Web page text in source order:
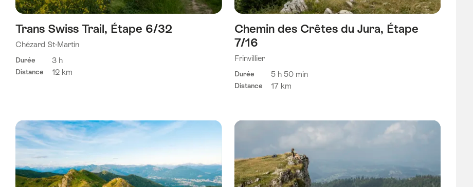
Trans Swiss Trail, Étape 6/32
Chézard St-Martin
Durée 3 h
Distance 12 km
Chemin des Crêtes du Jura, Étape
7/16
Frinvillier
Durée 5 h 50 min
Distance 17 km